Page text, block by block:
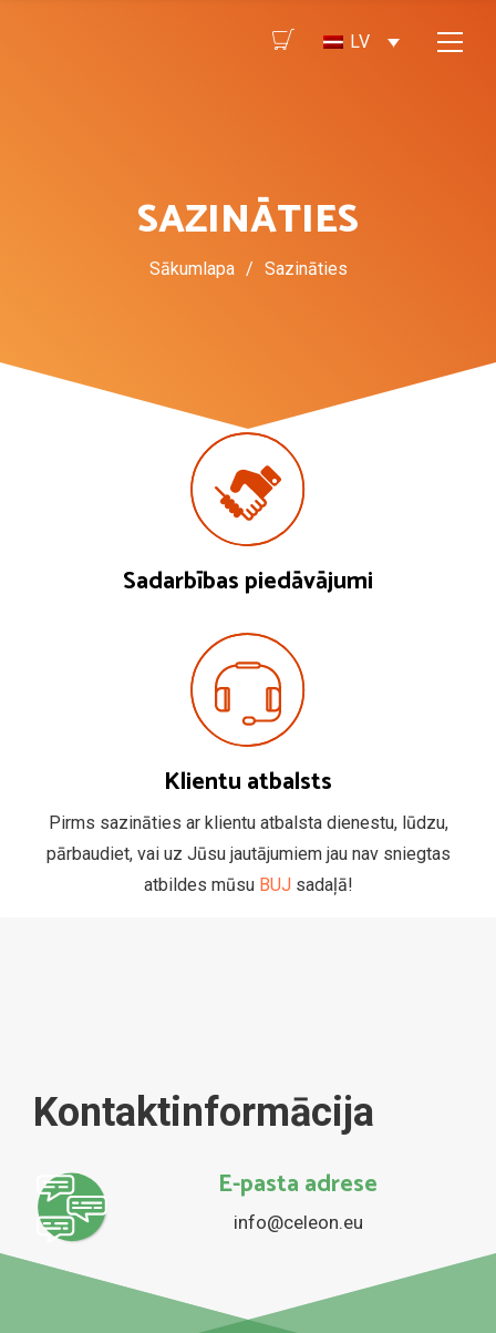
LV
SAZINĀTIES
Sākumlapa / Sazināties
Sadarbības piedāvājumi
Klientu atbalsts
Pirms sazināties ar klientu atbalsta dienestu, lūdzu,
pārbaudiet, vai uz Jūsu jautājumiem jau nav sniegtas
atbildes mūsu BUJsadaļā!
Kontaktinformācija
E-pasta adrese
info@celeon.eu